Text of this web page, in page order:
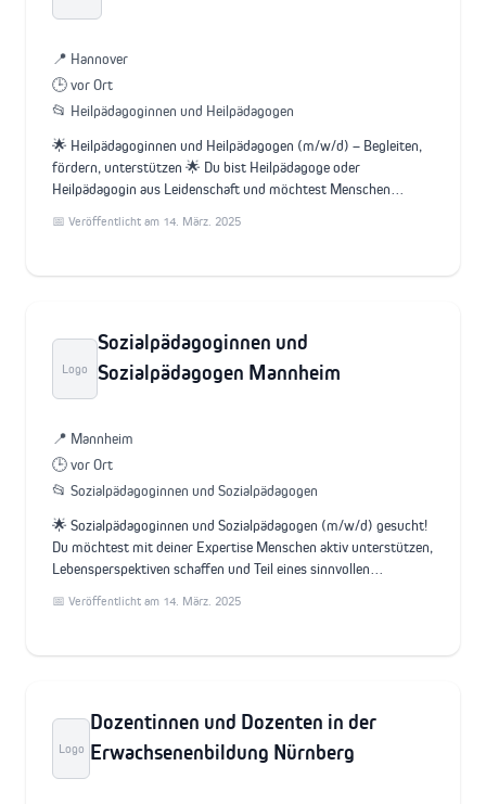
📍 Hannover
🕒 vor Ort
📂 Heilpädagoginnen und Heilpädagogen
🌟 Heilpädagoginnen und Heilpädagogen (m/w/d) – Begleiten,
fördern, unterstützen 🌟 Du bist Heilpädagoge oder
Heilpädagogin aus Leidenschaft und möchtest Menschen…
📅 Veröffentlicht am 14. März. 2025
Logo
Sozialpädagoginnen und
Sozialpädagogen Mannheim
📍 Mannheim
🕒 vor Ort
📂 Sozialpädagoginnen und Sozialpädagogen
🌟 Sozialpädagoginnen und Sozialpädagogen (m/w/d) gesucht!
Du möchtest mit deiner Expertise Menschen aktiv unterstützen,
Lebensperspektiven schaffen und Teil eines sinnvollen…
📅 Veröffentlicht am 14. März. 2025
Logo
Dozentinnen und Dozenten in der
Erwachsenenbildung Nürnberg